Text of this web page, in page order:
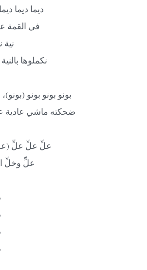
ديما ديما
في القمة
نية
نكملوها
بونو بونو بونو
ضحكته ماشي عادية
علِّ علِّ علِّ
علِّ وخلِّ